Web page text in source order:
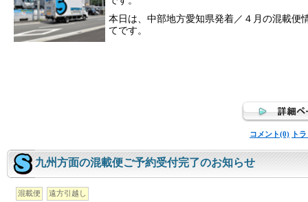
本日は、中部地方愛知県発着／４月の混載便
てです。
コメント(0) ト
九州方面の混載便ご予約受付完了のお知らせ
混載便 遠方引越し